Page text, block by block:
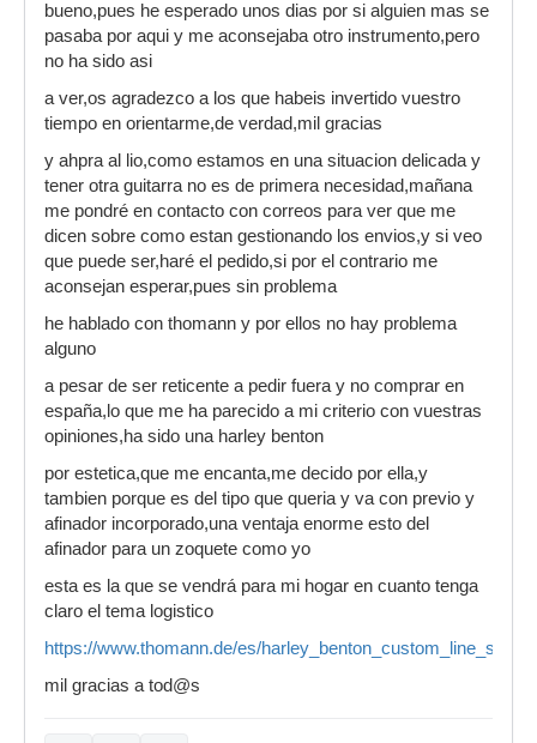
bueno,pues he esperado unos dias por si alguien mas se
pasaba por aqui y me aconsejaba otro instrumento,pero
no ha sido asi
a ver,os agradezco a los que habeis invertido vuestro
tiempo en orientarme,de verdad,mil gracias
y ahpra al lio,como estamos en una situacion delicada y
tener otra guitarra no es de primera necesidad,mañana
me pondré en contacto con correos para ver que me
dicen sobre como estan gestionando los envios,y si veo
que puede ser,haré el pedido,si por el contrario me
aconsejan esperar,pues sin problema
he hablado con thomann y por ellos no hay problema
alguno
a pesar de ser reticente a pedir fuera y no comprar en
españa,lo que me ha parecido a mi criterio con vuestras
opiniones,ha sido una harley benton
por estetica,que me encanta,me decido por ella,y
tambien porque es del tipo que queria y va con previo y
afinador incorporado,una ventaja enorme esto del
afinador para un zoquete como yo
esta es la que se vendrá para mi hogar en cuanto tenga
claro el tema logistico
https://www.thomann.de/es/
mil gracias a tod@s